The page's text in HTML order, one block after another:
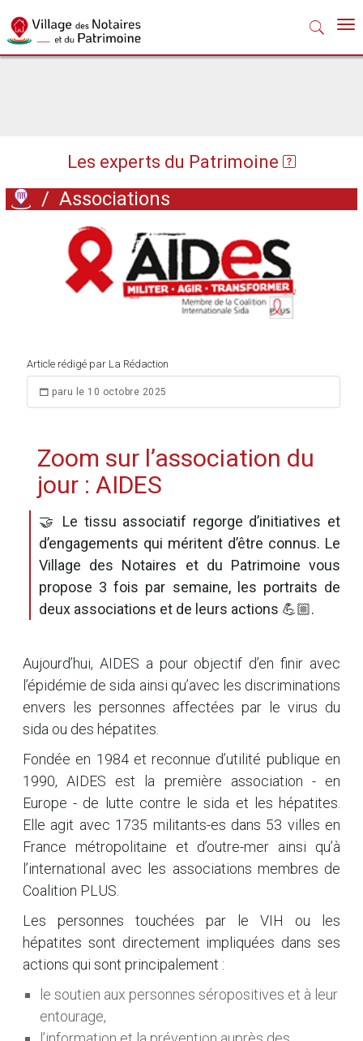
Les experts du Patrimoine
/ Associations
Article rédigé par La Rédaction
paru le 10 octobre 2025
Zoom sur l’association du
jour : AIDES
🤝 Le tissu associatif regorge d’initiatives et
d’engagements qui méritent d’être connus. Le
Village des Notaires et du Patrimoine vous
propose 3 fois par semaine, les portraits de
deux associations et de leurs actions 💪🏼.
Aujourd’hui, AIDES a pour objectif d’en finir avec
l’épidémie de sida ainsi qu’avec les discriminations
envers les personnes affectées par le virus du
sida ou des hépatites.
Fondée en 1984 et reconnue d’utilité publique en
1990, AIDES est la première association - en
Europe - de lutte contre le sida et les hépatites.
Elle agit avec 1735 militants-es dans 53 villes en
France métropolitaine et d’outre-mer ainsi qu’à
l’international avec les associations membres de
Coalition PLUS.
Les personnes touchées par le VIH ou les
hépatites sont directement impliquées dans ses
actions qui sont principalement :
le soutien aux personnes séropositives et à leur
entourage,